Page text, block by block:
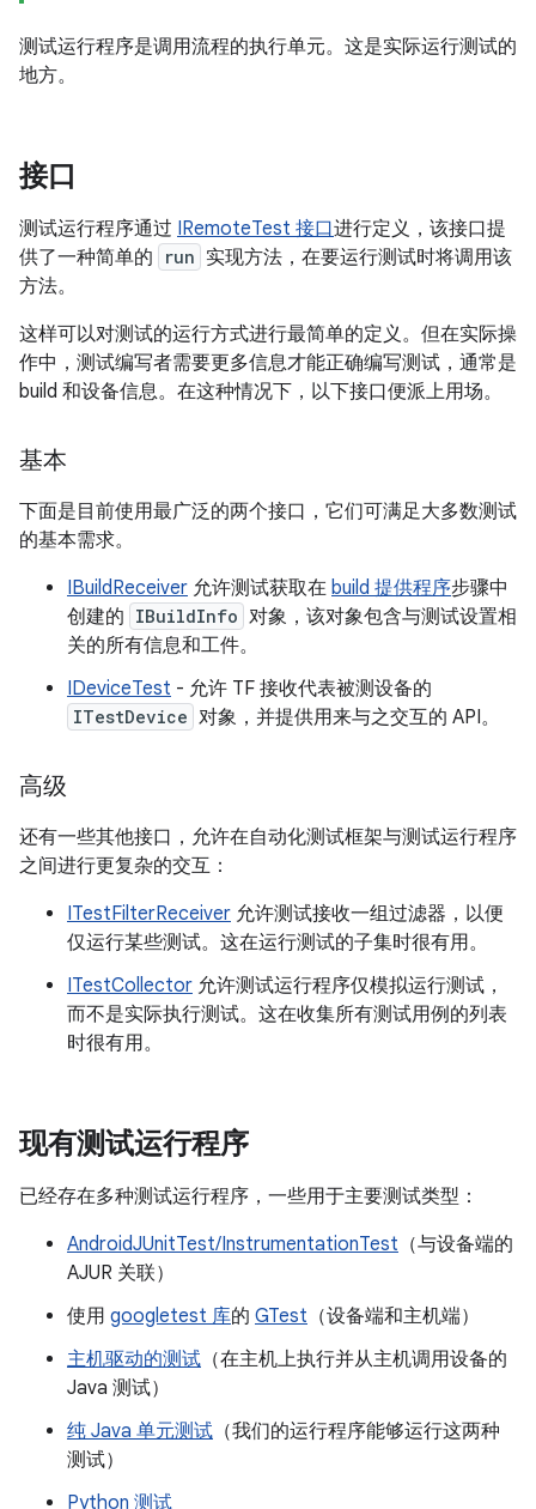
测试运行程序是调用流程的执行单元。这是实际运行测试的
地方。
接口
测试运行程序通过 IRemoteTest 接口进行定义，该接口提
供了一种简单的
run 实现方法，在要运行测试时将调用该
方法。
这样可以对测试的运行方式进行最简单的定义。但在实际操
作中，测试编写者需要更多信息才能正确编写测试，通常是
build 和设备信息。在这种情况下，以下接口便派上用场。
基本
下面是目前使用最广泛的两个接口，它们可满足大多数测试
的基本需求。
IBuildReceiver 允许测试获取在 build 提供程序步骤中
创建的 IBuildInfo 对象，该对象包含与测试设置相
关的所有信息和工件。
IDeviceTest - 允许 TF 接收代表被测设备的
ITestDevice 对象，并提供用来与之交互的 API。
高级
还有一些其他接口，允许在自动化测试框架与测试运行程序
之间进行更复杂的交互：
ITestFilterReceiver 允许测试接收一组过滤器，以便
仅运行某些测试。这在运行测试的子集时很有用。
ITestCollector 允许测试运行程序仅模拟运行测试，
而不是实际执行测试。这在收集所有测试用例的列表
时很有用。
现有测试运行程序
已经存在多种测试运行程序，一些用于主要测试类型：
AndroidJUnitTest/InstrumentationTest （与设备端的
AJUR 关联）
使用 googletest 库的 GTest （设备端和主机端）
主机驱动的测试 （在主机上执行并从主机调用设备的
Java 测试）
纯 Java 单元测试 （我们的运行程序能够运行这两种
测试）
Python 测试